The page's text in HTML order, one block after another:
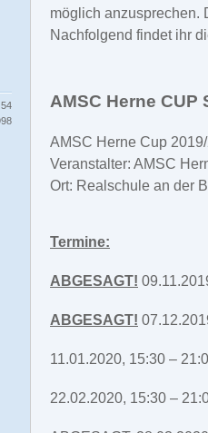
54
möglich anzusprechen.
Nachfolgend findet ihr
AMSC Herne CUP
AMSC Herne Cup
Veranstalter: AMSC
Ort: Realschule an der
Termine:
ABGESAGT!
ABGESAGT!
11.01.2020, 15:30 –
22.02.2020, 15:30 –